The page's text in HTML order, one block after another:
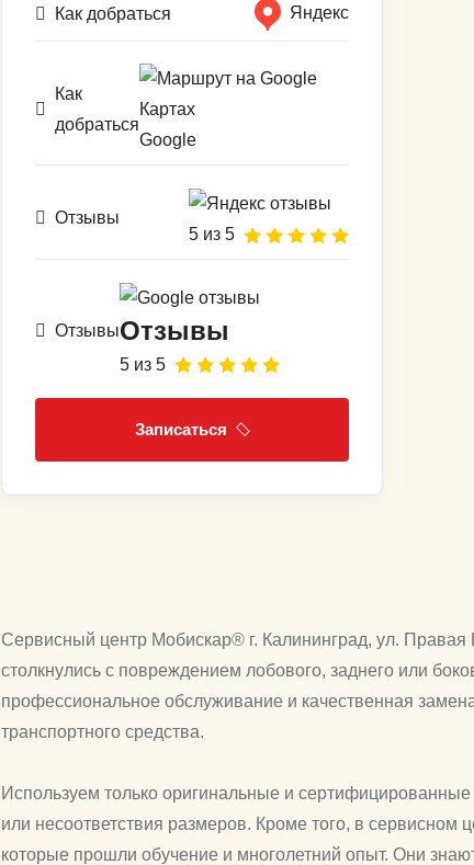
Как добраться Яндекс
Как
добраться
Google
Отзывы
5 из 5
ОтзывыОтзывы
5 из 5
Записаться
Сервисный центр Мобискар® г. Калининград, ул.
столкнулись с повреждением лобового, заднего или
профессиональное обслуживание и качественная
транспортного средства.
Используем только оригинальные и сертифицированные
или несоответствия размеров. Кроме того, в
которые прошли обучение и многолетний опыт. Они